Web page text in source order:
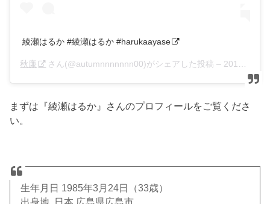
綾瀬はるか #綾瀬はるか #harukaayase
秋廉 さん(@autumnnnnnnn00)がシェアした投稿 – 2019年 3月月11日午前8時33分PDT
まずは『綾瀬はるか』さんのプロフィールをご覧くださ
い。
生年月日 1985年3月24日（33歳）